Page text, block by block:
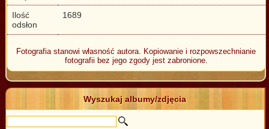
Ilość
odsłon
1689
Fotografia stanowi własność autora. Kopiowanie i rozpowszechnianie
fotografii bez jego zgody jest zabronione.
Wyszukaj albumy/zdjęcia